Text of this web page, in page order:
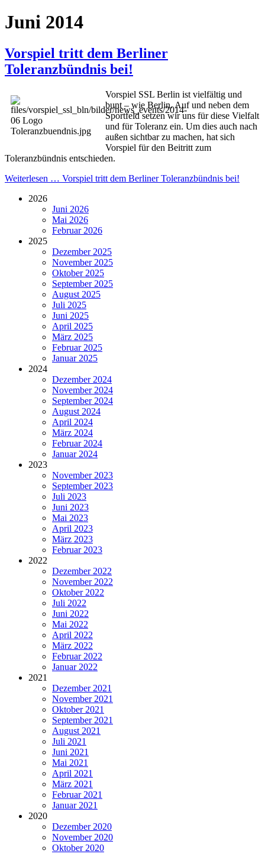
Juni 2014
Vorspiel tritt dem Berliner
Toleranzbündnis bei!
Vorspiel SSL Berlin ist vielfältig und
bunt – wie Berlin. Auf und neben dem
Sportfeld setzen wir uns für diese Vielfalt
und für Toleranz ein. Um dies auch nach
außen sichtbar zu machen, hat sich
Vorspiel für den Beitritt zum
Toleranzbündnis entschieden.
Weiterlesen … Vorspiel tritt dem Berliner Toleranzbündnis bei!
2026
Juni 2026
Mai 2026
Februar 2026
2025
Dezember 2025
November 2025
Oktober 2025
September 2025
August 2025
Juli 2025
Juni 2025
April 2025
März 2025
Februar 2025
Januar 2025
2024
Dezember 2024
November 2024
September 2024
August 2024
April 2024
März 2024
Februar 2024
Januar 2024
2023
November 2023
September 2023
Juli 2023
Juni 2023
Mai 2023
April 2023
März 2023
Februar 2023
2022
Dezember 2022
November 2022
Oktober 2022
Juli 2022
Juni 2022
Mai 2022
April 2022
März 2022
Februar 2022
Januar 2022
2021
Dezember 2021
November 2021
Oktober 2021
September 2021
August 2021
Juli 2021
Juni 2021
Mai 2021
April 2021
März 2021
Februar 2021
Januar 2021
2020
Dezember 2020
November 2020
Oktober 2020